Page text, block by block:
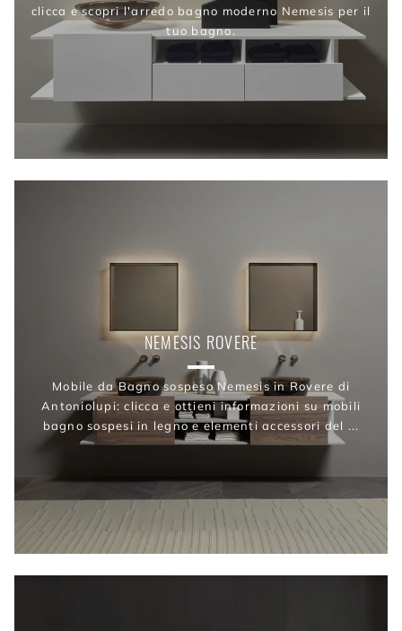
clicca e scopri l'arredo bagno moderno Nemesis per il
tuo bagno.
NEMESIS ROVERE
Mobile da Bagno sospeso Nemesis in Rovere di
Antoniolupi: clicca e ottieni informazioni su mobili
bagno sospesi in legno e elementi accessori del ...